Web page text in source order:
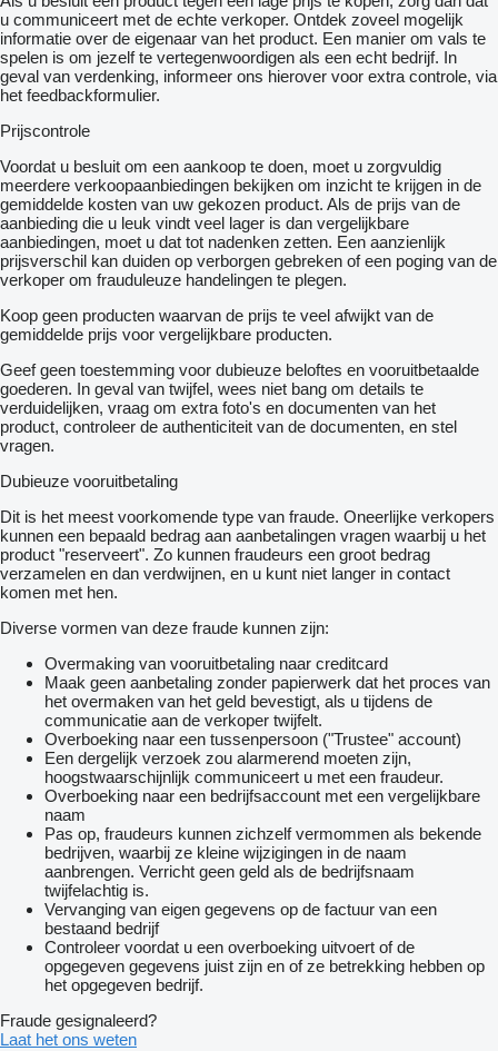
u communiceert met de echte verkoper. Ontdek zoveel mogelijk
informatie over de eigenaar van het product. Een manier om vals te
spelen is om jezelf te vertegenwoordigen als een echt bedrijf. In
geval van verdenking, informeer ons hierover voor extra controle, via
het feedbackformulier.
Prijscontrole
Voordat u besluit om een ​​aankoop te doen, moet u zorgvuldig
meerdere verkoopaanbiedingen bekijken om inzicht te krijgen in de
gemiddelde kosten van uw gekozen product. Als de prijs van de
aanbieding die u leuk vindt veel lager is dan vergelijkbare
aanbiedingen, moet u dat tot nadenken zetten. Een aanzienlijk
prijsverschil kan duiden op verborgen gebreken of een poging van de
verkoper om frauduleuze handelingen te plegen.
Koop geen producten waarvan de prijs te veel afwijkt van de
gemiddelde prijs voor vergelijkbare producten.
Geef geen toestemming voor dubieuze beloftes en vooruitbetaalde
goederen. In geval van twijfel, wees niet bang om details te
verduidelijken, vraag om extra foto's en documenten van het
product, controleer de authenticiteit van de documenten, en stel
vragen.
Dubieuze vooruitbetaling
Dit is het meest voorkomende type van fraude. Oneerlijke verkopers
kunnen een bepaald bedrag aan aanbetalingen vragen waarbij u het
product "reserveert". Zo kunnen fraudeurs een groot bedrag
verzamelen en dan verdwijnen, en u kunt niet langer in contact
komen met hen.
Diverse vormen van deze fraude kunnen zijn:
Overmaking van vooruitbetaling naar creditcard
Maak geen aanbetaling zonder papierwerk dat het proces van
het overmaken van het geld bevestigt, als u tijdens de
communicatie aan de verkoper twijfelt.
Overboeking naar een tussenpersoon ("Trustee" account)
Een dergelijk verzoek zou alarmerend moeten zijn,
hoogstwaarschijnlijk communiceert u met een fraudeur.
Overboeking naar een bedrijfsaccount met een vergelijkbare
naam
Pas op, fraudeurs kunnen zichzelf vermommen als bekende
bedrijven, waarbij ze kleine wijzigingen in de naam
aanbrengen. Verricht geen geld als de bedrijfsnaam
twijfelachtig is.
Vervanging van eigen gegevens op de factuur van een
bestaand bedrijf
Controleer voordat u een overboeking uitvoert of de
opgegeven gegevens juist zijn en of ze betrekking hebben op
het opgegeven bedrijf.
Fraude gesignaleerd?
Laat het ons weten